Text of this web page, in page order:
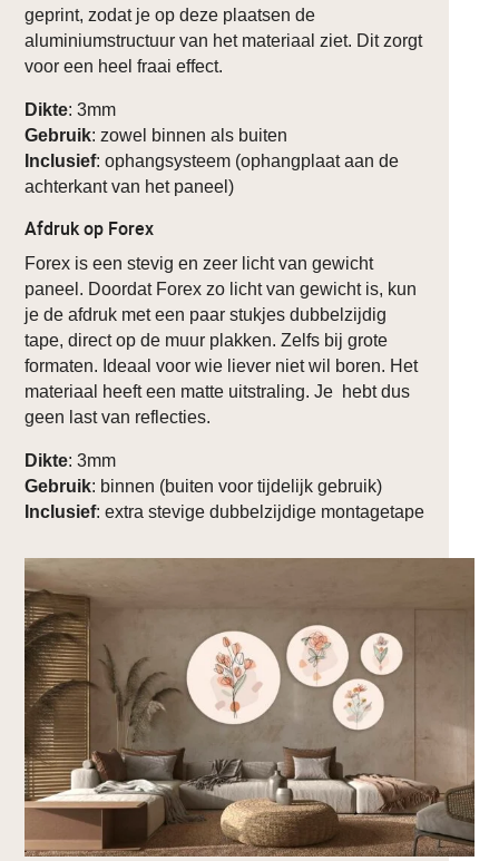
geprint, zodat je op deze plaatsen de
aluminiumstructuur van het materiaal ziet. Dit zorgt
voor een heel fraai effect.
Dikte: 3mm
Gebruik: zowel binnen als buiten
Inclusief: ophangsysteem (ophangplaat aan de
achterkant van het paneel)
Afdruk op Forex
Forex is een stevig en zeer licht van gewicht
paneel. Doordat Forex zo licht van gewicht is, kun
je de afdruk met een paar stukjes dubbelzijdig
tape, direct op de muur plakken. Zelfs bij grote
formaten. Ideaal voor wie liever niet wil boren. Het
materiaal heeft een matte uitstraling. Je hebt dus
geen last van reflecties.
Dikte: 3mm
Gebruik: binnen (buiten voor tijdelijk gebruik)
Inclusief: extra stevige dubbelzijdige montagetape